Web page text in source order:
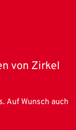
von Zirkel
Auf Wunsch auch